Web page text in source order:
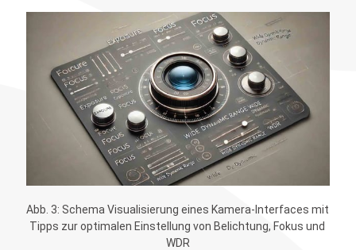
Abb. 3: Schema Visualisierung eines Kamera-Interfaces mit
Tipps zur optimalen Einstellung von Belichtung, Fokus und
WDR